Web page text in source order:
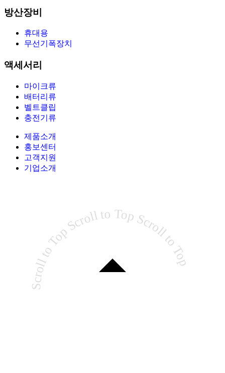
방산장비
휴대용
무선기폭장치
액세서리
마이크류
배터리류
벨트클립
충전기류
제품소개
홍보센터
고객지원
기업소개
Scroll to Top Scroll to Top Scroll to Top